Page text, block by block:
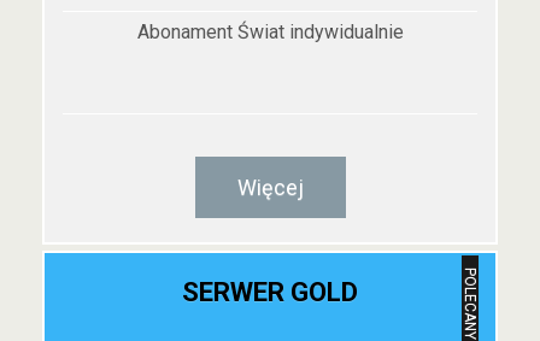
Abonament Świat indywidualnie
Więcej
POLECANY
SERWER GOLD